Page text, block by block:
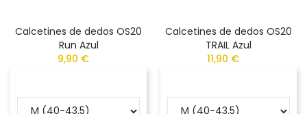
Calcetines de dedos OS20
Run Azul
9,90 €
Calcetines de dedos OS20
TRAIL Azul
11,90 €